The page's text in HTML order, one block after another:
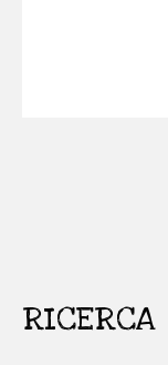
RICERCA